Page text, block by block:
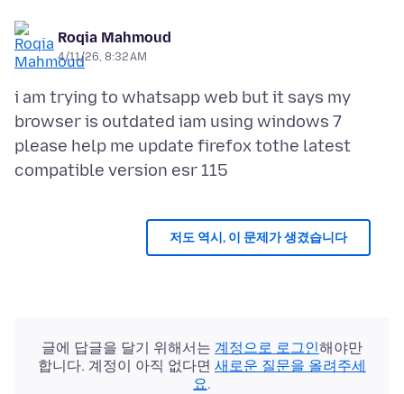
Roqia Mahmoud
4/11/26, 8:32 AM
i am trying to whatsapp web but it says my
browser is outdated iam using windows 7
please help me update firefox tothe latest
저도 역시, 이 문제가 생겼습니다
글에 답글을 달기 위해서는 계정으로 로그인해야만
합니다. 계정이 아직 없다면 새로운 질문을 올려주세
요.